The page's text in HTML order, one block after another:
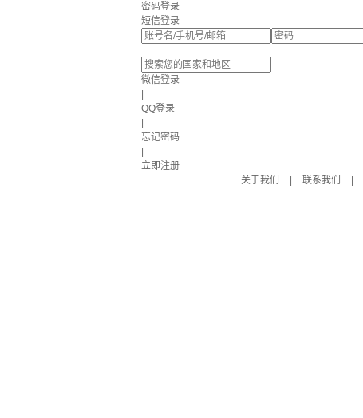
密码登录
短信登录
微信登录
QQ登录
忘记密码
立即注册
关于我们
联系我们